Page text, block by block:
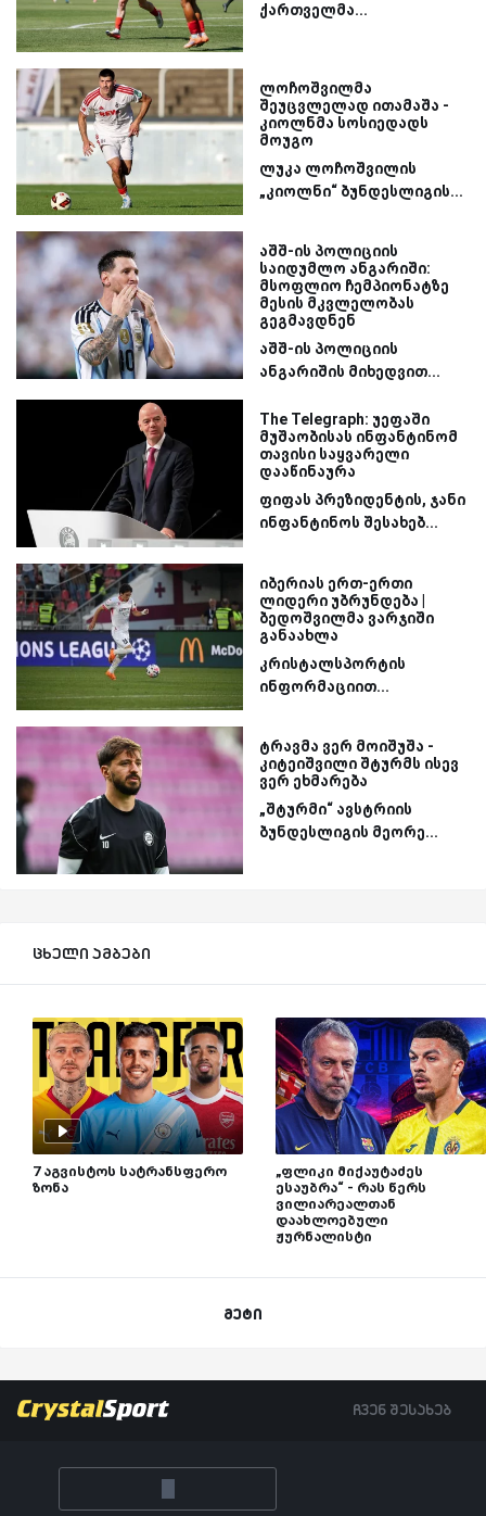
ქართველმა...
ლოჩოშვილმა
შეუცვლელად ითამაშა -
კიოლნმა სოსიედადს
მოუგო
ლუკა ლოჩოშვილის
„კიოლნი“ ბუნდესლიგის...
აშშ-ის პოლიციის
საიდუმლო ანგარიში:
მსოფლიო ჩემპიონატზე
მესის მკვლელობას
გეგმავდნენ
აშშ-ის პოლიციის
ანგარიშის მიხედვით...
The Telegraph: უეფაში
მუშაობისას ინფანტინომ
თავისი საყვარელი
დააწინაურა
ფიფას პრეზიდენტის, ჯანი
ინფანტინოს შესახებ...
იბერიას ერთ-ერთი
ლიდერი უბრუნდება |
ბედოშვილმა ვარჯიში
განაახლა
კრისტალსპორტის
ინფორმაციით...
ტრავმა ვერ მოიშუშა -
კიტეიშვილი შტურმს ისევ
ვერ ეხმარება
„შტურმი“ ავსტრიის
ბუნდესლიგის მეორე...
ცხელი ამბები
7 აგვისტოს სატრანსფერო
ზონა
„ფლიკი მიქაუტაძეს
ესაუბრა“ - რას წერს
ვილიარეალთან
დაახლოებული
ჟურნალისტი
მეტი
ჩვენ შესახებ